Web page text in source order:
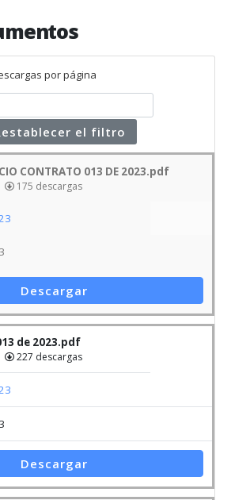
por página
el filtro
CONTRATO 013 DE 2023.pdf
175 descargas
Descargar
de 2023.pdf
227 descargas
Descargar